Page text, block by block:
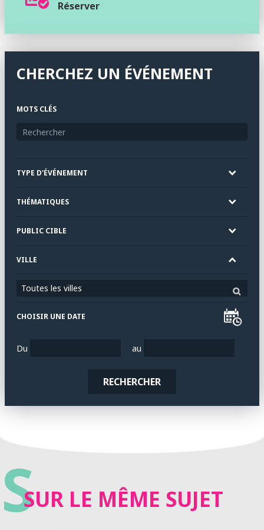
Réserver
CHERCHEZ UN ÉVÉNEMENT
MOTS CLÉS
TYPE D'ÉVÉNEMENT
THÉMATIQUES
PUBLIC CIBLE
VILLE
Toutes les villes
CHOISIR UNE DATE
Du au
RECHERCHER
SSUR LE MÊME SUJET